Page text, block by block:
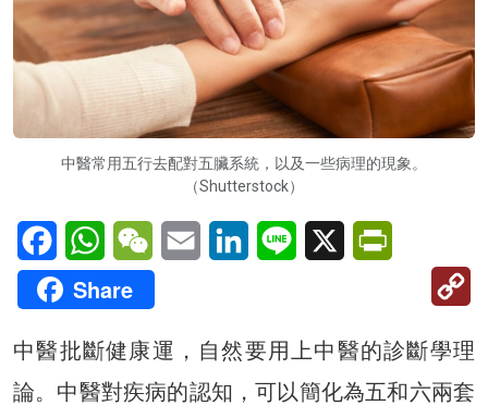
中醫常用五行去配對五臟系統，以及一些病理的現象。
（Shutterstock）
FacebookWhatsAppWeChatEmail LinkedInLine X
Share
中醫批斷健康運，自然要用上中醫的診斷學理
論。中醫對疾病的認知，可以簡化為五和六兩套